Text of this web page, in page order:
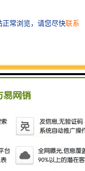
升降机作业数据，记
是一套符合施工升降机
装置采用触摸屏，实时
单操作完成，无需人工
、上高度限制功能、加
作当中，生产出更上一层
、 网络功能 同步数据，